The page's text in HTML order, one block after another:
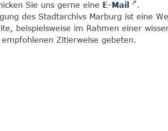
Sie uns gerne eine E-Mail
.
des Stadtarchivs Marburg ist eine
beispielsweise im Rahmen einer
Zitierweise gebeten.